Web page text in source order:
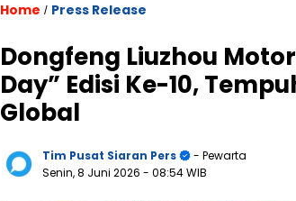
Home / Press Release
Dongfeng Liuzhou
Day” Edisi Ke-10,
Global
Tim Pusat Siaran Pers
- Pewarta
Senin, 8 Juni 2026 - 08:54 WIB